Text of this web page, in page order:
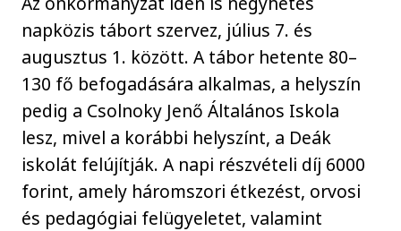
napközis tábort szervez, július 7. és
augusztus 1. között. A tábor hetente 80–
130 fő befogadására alkalmas, a helyszín
pedig a Csolnoky Jenő Általános Iskola
lesz, mivel a korábbi helyszínt, a Deák
iskolát felújítják. A napi részvételi díj 6000
forint, amely háromszori étkezést, orvosi
és pedagógiai felügyeletet, valamint